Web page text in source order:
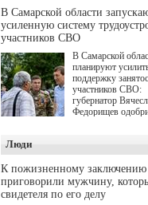
В Самарской области
усиленную систему
участников СВО
В Самарской
планируют
поддержку
участников СВО:
губернатор
Федорищев
Живайкина,
на
спокойную
мирной жизни.
Люди
К пожизненному заключению
приговорили мужчину,
свидетеля по его делу